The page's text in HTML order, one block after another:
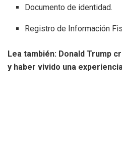
Documento de identidad.
Registro de Información
Lea también: Donald Trump
y haber vivido una